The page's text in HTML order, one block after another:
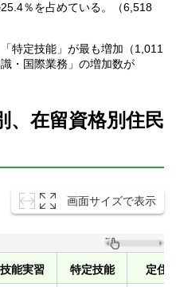
％を占めている。（6,518
特定技能」が最も増加（1,011
・国際業務」の増加数が
、在留資格別住民
画面サイズで表示
技能実習 特定技能 定住